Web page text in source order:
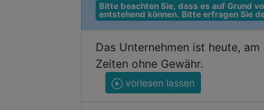
Bitte beachten Sie, dass es auf Grund
entstehend können. Bitte erfragen Sie
Das Unternehmen ist heute,
Zeiten ohne Gewähr.
vorlesen lassen